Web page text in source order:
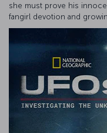
she must prove his
fangirl devotion and